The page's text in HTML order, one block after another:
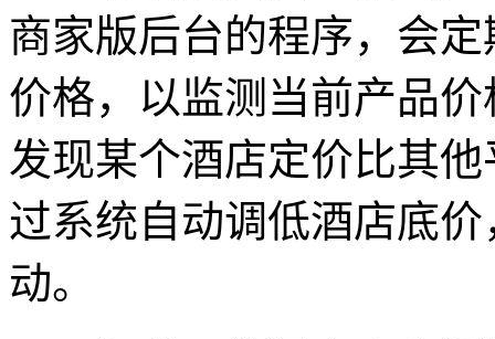
商家版后台的程序，会
价格，以监测当前产品
发现某个酒店定价比其
过系统自动调低酒店底
动。